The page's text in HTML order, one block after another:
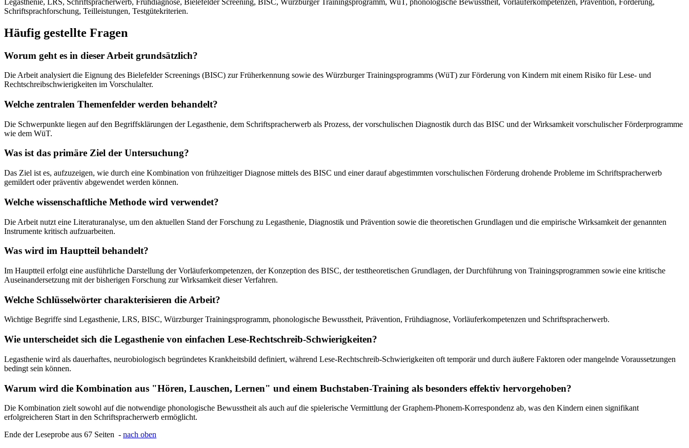
Schriftsprachforschung, Teilleistungen, Testgütekriterien.
Häufig gestellte Fragen
Worum geht es in dieser Arbeit grundsätzlich?
Die Arbeit analysiert die Eignung des Bielefelder Screenings (BISC) zur Früherkennung sowie des Würzburger Trainingsprogramms (WüT) zur Förderung von Kindern mit einem Risiko für Lese- und
Rechtschreibschwierigkeiten im Vorschulalter.
Welche zentralen Themenfelder werden behandelt?
Die Schwerpunkte liegen auf den Begriffsklärungen der Legasthenie, dem Schriftspracherwerb als Prozess, der vorschulischen Diagnostik durch das BISC und der Wirksamkeit vorschulischer Förderprogramme
wie dem WüT.
Was ist das primäre Ziel der Untersuchung?
Das Ziel ist es, aufzuzeigen, wie durch eine Kombination von frühzeitiger Diagnose mittels des BISC und einer darauf abgestimmten vorschulischen Förderung drohende Probleme im Schriftspracherwerb
gemildert oder präventiv abgewendet werden können.
Welche wissenschaftliche Methode wird verwendet?
Die Arbeit nutzt eine Literaturanalyse, um den aktuellen Stand der Forschung zu Legasthenie, Diagnostik und Prävention sowie die theoretischen Grundlagen und die empirische Wirksamkeit der genannten
Instrumente kritisch aufzuarbeiten.
Was wird im Hauptteil behandelt?
Im Hauptteil erfolgt eine ausführliche Darstellung der Vorläuferkompetenzen, der Konzeption des BISC, der testtheoretischen Grundlagen, der Durchführung von Trainingsprogrammen sowie eine kritische
Auseinandersetzung mit der bisherigen Forschung zur Wirksamkeit dieser Verfahren.
Welche Schlüsselwörter charakterisieren die Arbeit?
Wichtige Begriffe sind Legasthenie, LRS, BISC, Würzburger Trainingsprogramm, phonologische Bewusstheit, Prävention, Frühdiagnose, Vorläuferkompetenzen und Schriftspracherwerb.
Wie unterscheidet sich die Legasthenie von einfachen Lese-Rechtschreib-Schwierigkeiten?
Legasthenie wird als dauerhaftes, neurobiologisch begründetes Krankheitsbild definiert, während Lese-Rechtschreib-Schwierigkeiten oft temporär und durch äußere Faktoren oder mangelnde Voraussetzungen
bedingt sein können.
Warum wird die Kombination aus "Hören, Lauschen, Lernen" und einem Buchstaben-Training als besonders effektiv hervorgehoben?
Die Kombination zielt sowohl auf die notwendige phonologische Bewusstheit als auch auf die spielerische Vermittlung der Graphem-Phonem-Korrespondenz ab, was den Kindern einen signifikant
erfolgreicheren Start in den Schriftspracherwerb ermöglicht.
Ende der Leseprobe aus 67 Seiten - nach oben